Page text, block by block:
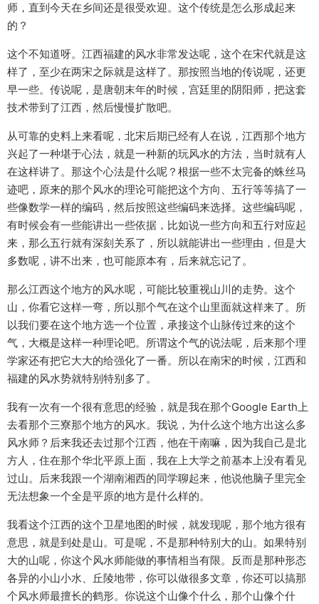
师，直到今天在乡间还是很受欢迎。这个传统是怎么形成起来
的？
这个不知道呀。江西福建的风水非常发达呢，这个在宋代就是这
样了，至少在两宋之际就是这样了。那按照当地的传说呢，还更
早一些。传说呢，是唐朝末年的时候，宫廷里的阴阳师，把这套
技术带到了江西，然后慢慢扩散吧。
从可靠的史料上来看呢，北宋后期已经有人在说，江西那个地方
兴起了一种堪于心法，就是一种新的玩风水的方法，当时就有人
在这样讲了。那这个心法是什么呢？根据一些不太完备的蛛丝马
迹吧，原来的那个风水的理论可能把这个方向、五行等等搞了一
些像数学一样的编码，然后按照这些编码来选择。这些编码呢，
有时候会有一些能讲出一些依据，比如说一些方向和五行对应起
来，那么五行就有深刻关系了，所以就能讲出一些理由，但是大
多数呢，讲不出来，也可能原本有，后来就忘记了。
那么江西这个地方的风水呢，可能比较重视山川的走势。这个
山，你看它这样一弯，所以那个气在这个山里面就这样来了。所
以我们要在这个地方选一个位置，承接这个山脉传过来的这个
气，大概是这样一种理论吧。所谓这个气的说法呢，后来那个理
学家还有把它大大的给强化了一番。所以在南宋的时候，江西和
福建的风水势就特别特别多了。
我有一次有一个很有意思的经验，就是我在那个Google Earth上
去看那个三寮那个地方的风水。我说，为什么这个地方出这么多
风水师？后来我还去过那个江西，他在干南嘛，因为我自己是北
方人，住在那个华北平原上面，我在上大学之前基本上没有看见
过山。后来我跟一个湖南湘西的同学聊起来，他说他脑子里完全
无法想象一个全是平原的地方是什么样的。
我看这个江西的这个卫星地图的时候，就发现呢，那个地方很有
意思，就是到处是山。可是呢，不是那种特别大的山。如果特别
大的山呢，你这个风水师能做的事情相当有限。反而是那种形态
各异的小山小水、丘陵地带，你可以做很多文章，你还可以搞那
个风水师最擅长的鹤形。你说这个山像个什么，那个山像个什